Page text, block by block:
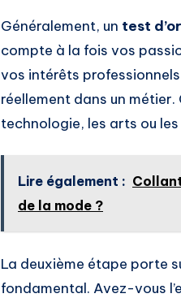
Généralement, un test
compte à la fois vos
vos intérêts
réellement dans un
technologie, les arts ou
Lire également :
de la mode ?
La deuxième étape porte
fondamental. Avez-vous